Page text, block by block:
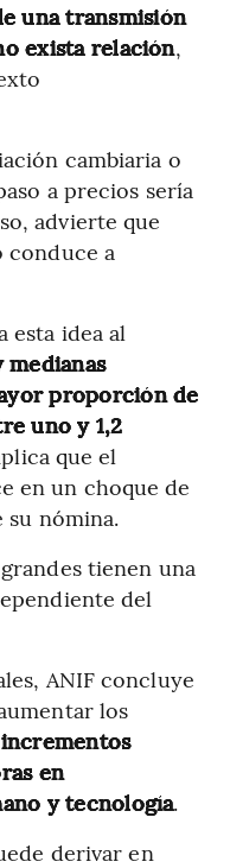
una transmisión
exista relación,
cambiaria o
a precios sería
advierte que
conduce a
esta idea al
medianas
proporción de
uno y 1,2
que el
en un choque de
su nómina.
tienen una
del
ANIF concluye
los
en
y tecnología.
derivar en